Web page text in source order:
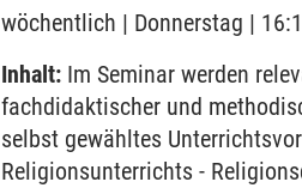
wöchentlich | Donnerstag |
Inhalt: Im Seminar werden
fachdidaktischer und
selbst gewähltes
Religionsunterrichts -